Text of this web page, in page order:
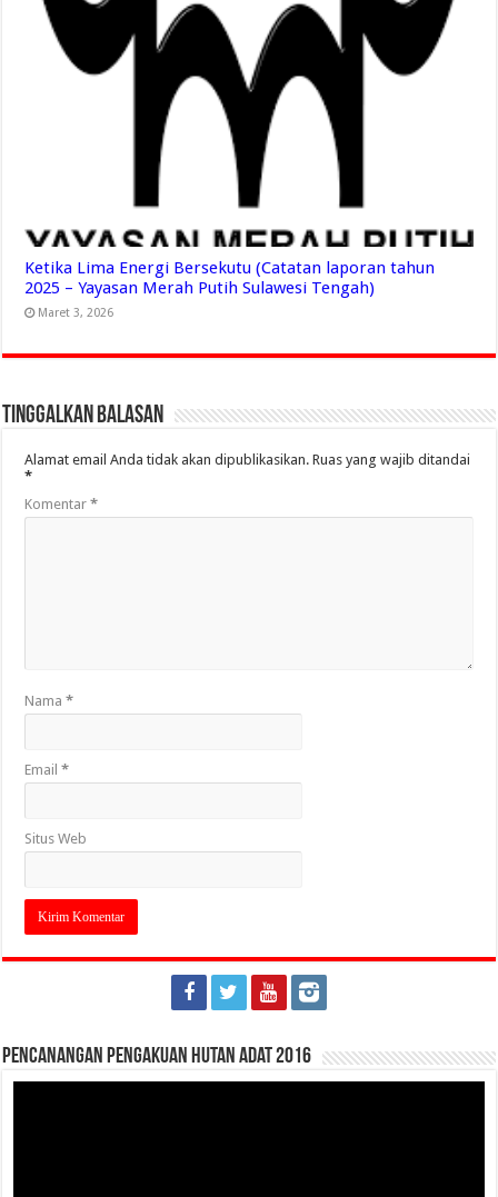
Ketika Lima Energi Bersekutu (Catatan laporan tahun
2025 – Yayasan Merah Putih Sulawesi Tengah)
Maret 3, 2026
Tinggalkan Balasan
Alamat email Anda tidak akan dipublikasikan. Ruas yang wajib ditandai
*
Komentar*
Nama*
Email*
Situs Web
Pencanangan Pengakuan Hutan Adat 2016